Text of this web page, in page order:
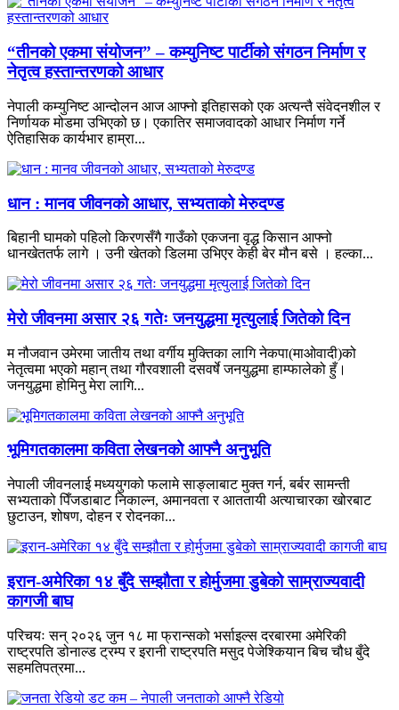
“तीनको एकमा संयोजन” – कम्युनिष्ट पार्टीको संगठन निर्माण र
नेतृत्व हस्तान्तरणको आधार
नेपाली कम्युनिष्ट आन्दोलन आज आफ्नो इतिहासको एक अत्यन्तै संवेदनशील र
निर्णायक मोडमा उभिएको छ। एकातिर समाजवादको आधार निर्माण गर्ने
ऐतिहासिक कार्यभार हाम्रा...
धान : मानव जीवनको आधार, सभ्यताको मेरुदण्ड
बिहानी घामको पहिलो किरणसँगै गाउँको एकजना वृद्ध किसान आफ्नो
धानखेततर्फ लागे । उनी खेतको डिलमा उभिएर केही बेर मौन बसे । हल्का...
मेरो जीवनमा असार २६ गतेः जनयुद्धमा मृत्युलाई जितेको दिन
म नौजवान उमेरमा जातीय तथा वर्गीय मुक्तिका लागि नेकपा(माओवादी)को
नेतृत्वमा भएको महान् तथा गौरवशाली दसवर्षे जनयुद्धमा हाम्फालेको हुँ।
जनयुद्धमा होमिनु मेरा लागि...
भूमिगतकालमा कविता लेखनको आफ्नै अनुभूति
नेपाली जीवनलाई मध्ययुगको फलामे साङ्लाबाट मुक्त गर्न, बर्बर सामन्ती
सभ्यताको पिँजडाबाट निकाल्न, अमानवता र आततायी अत्याचारका खोरबाट
छुटाउन, शोषण, दोहन र रोदनका...
इरान-अमेरिका १४ बुँदे सम्झौता र होर्मुजमा डुबेको साम्राज्यवादी
कागजी बाघ
परिचयः सन् २०२६ जुन १८ मा फ्रान्सको भर्साइल्स दरबारमा अमेरिकी
राष्ट्रपति डोनाल्ड ट्रम्प र इरानी राष्ट्रपति मसुद पेजेश्कियान बिच चौध बुँदे
सहमतिपत्रमा...